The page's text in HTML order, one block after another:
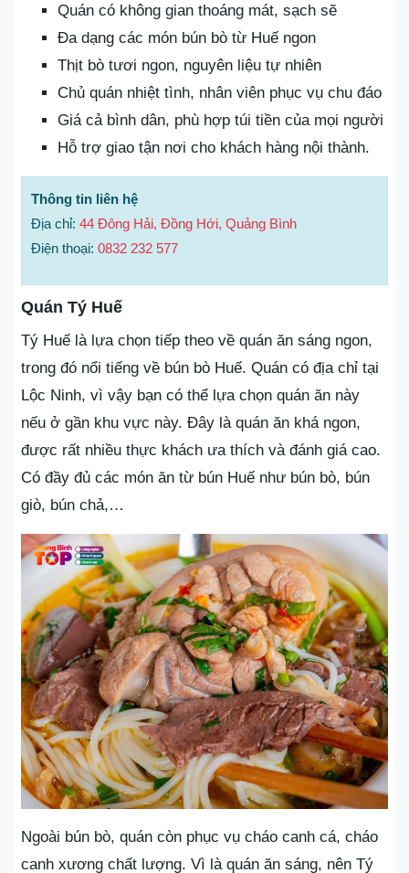
Quán có không gian thoáng mát, sạch sẽ
Đa dạng các món bún bò từ Huế ngon
Thịt bò tươi ngon, nguyên liệu tự nhiên
Chủ quán nhiệt tình, nhân viên phục vụ chu đáo
Giá cả bình dân, phù hợp túi tiền của mọi người
Hỗ trợ giao tận nơi cho khách hàng nội thành.
Thông tin liên hệ
Địa chỉ: 44 Đông Hải, Đồng Hới, Quảng Bình
Điện thoại: 0832 232 577
Quán Tý Huế
Tý Huế là lựa chọn tiếp theo về quán ăn sáng ngon,
trong đó nổi tiếng về bún bò Huế. Quán có địa chỉ tại
Lộc Ninh, vì vậy bạn có thể lựa chọn quán ăn này
nếu ở gần khu vực này. Đây là quán ăn khá ngon,
được rất nhiều thực khách ưa thích và đánh giá cao.
Có đầy đủ các món ăn từ bún Huế như bún bò, bún
giò, bún chả,…
Ngoài bún bò, quán còn phục vụ cháo canh cá, cháo
canh xương chất lượng. Vì là quán ăn sáng, nên Tý